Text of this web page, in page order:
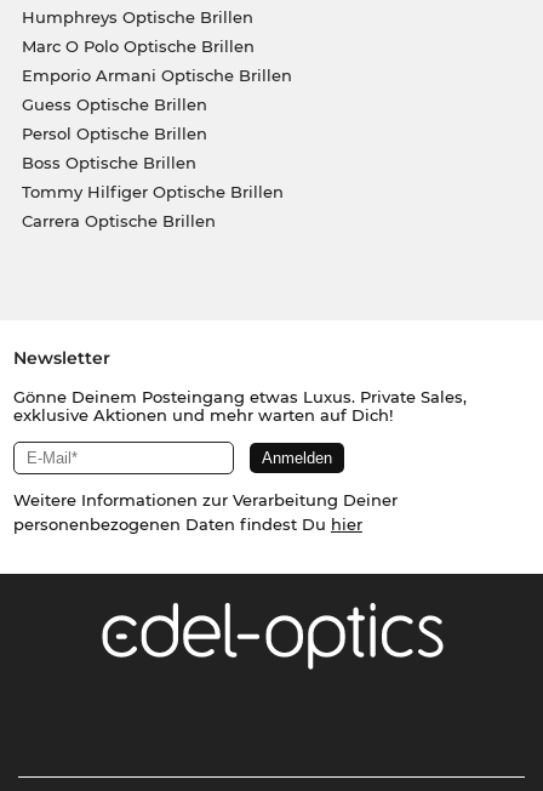
Humphreys Optische Brillen
Marc O Polo Optische Brillen
Emporio Armani Optische Brillen
Guess Optische Brillen
Persol Optische Brillen
Boss Optische Brillen
Tommy Hilfiger Optische Brillen
Carrera Optische Brillen
Newsletter
Gönne Deinem Posteingang etwas Luxus. Private Sales,
exklusive Aktionen und mehr warten auf Dich!
Weitere Informationen zur Verarbeitung Deiner
personenbezogenen Daten findest Du hier